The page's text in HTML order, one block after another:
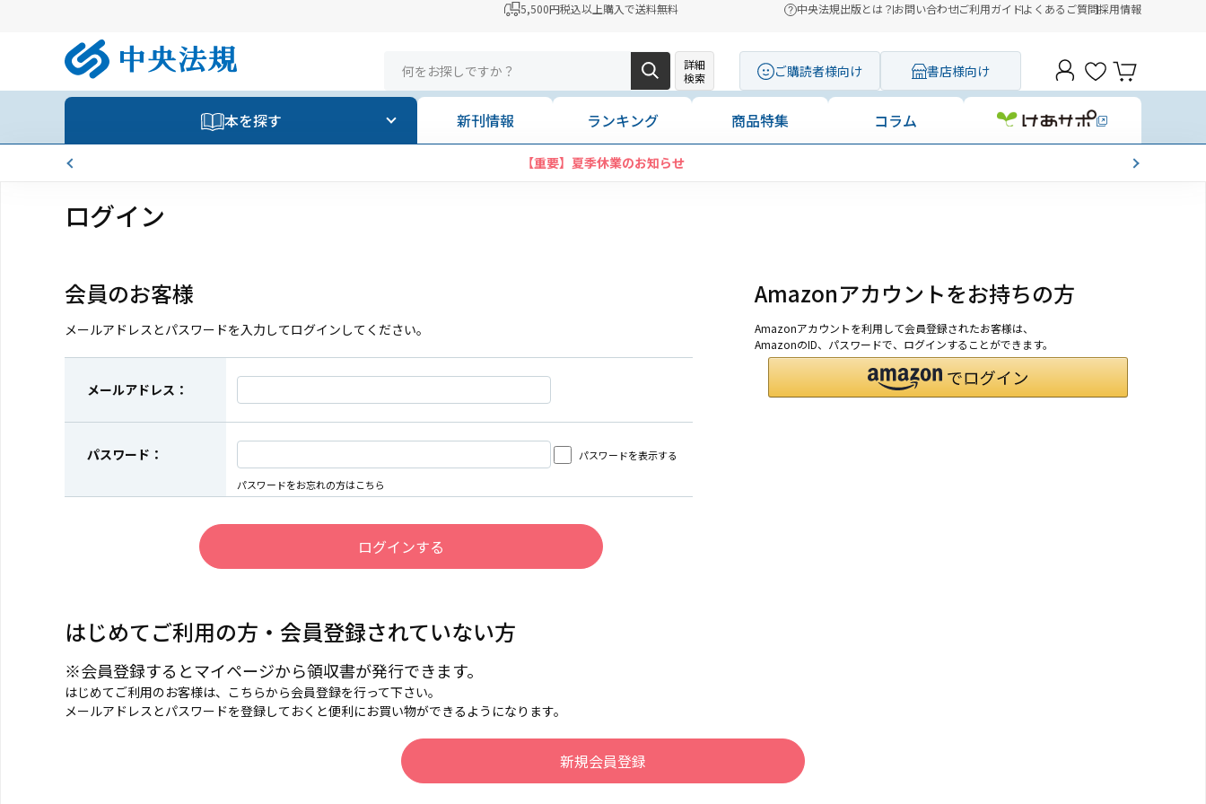
5,500円税込以上購入で送料無料 中央法規出版とは？お問い合わせご利用ガイドよくあるご質問採用情報
詳細
検索
ご購読者様向け 書店様向け
本を探す 新刊情報 ランキング 商品特集 コラム
【重要】夏季休業のお知らせ
ログイン
会員のお客様
メールアドレスとパスワードを入力してログインしてください。
メールアドレス：
パスワード： パスワードを表示する
パスワードをお忘れの方はこちら
Amazonアカウントをお持ちの方
Amazonアカウントを利用して会員登録されたお客様は、
AmazonのID、パスワードで、ログインすることができます。
はじめてご利用の方・会員登録されていない方
※会員登録するとマイページから領収書が発行できます。
はじめてご利用のお客様は、こちらから会員登録を行って下さい。
メールアドレスとパスワードを登録しておくと便利にお買い物ができるようになります。